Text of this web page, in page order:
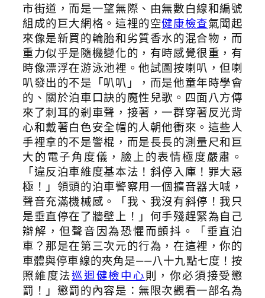
市街道，而是一望無際、由無數白線和編號
組成的巨大網格。這裡的空健康檢查氣聞起
來像是新買的輪胎和劣質香水的混合物，而
重力似乎是隨機變化的，有時感覺很重，有
時像漂浮在游泳池裡。他試圖按喇叭，但喇
叭發出的不是「叭叭」，而是他童年時學會
的、關於泊車口訣的魔性兒歌。四面八方傳
來了刺耳的剎車聲，接著，一群穿著反光背
心和戴著白色安全帽的人朝他衝來。這些人
手裡拿的不是警棍，而是長長的測量尺和巨
大的電子角度儀，臉上的表情極度嚴肅。
「違反泊車維度基本法！斜停入庫！罪大惡
極！」領頭的泊車警察用一個擴音器大喊，
聲音充滿機械感。「我、我沒有斜停！我只
是垂直停在了牆壁上！」何手殘趕緊為自己
辯解，但聲音因為恐懼而顫抖。「垂直泊
車？那是在第三次元的行為，在這裡，你的
車體與停車線的夾角是——八十九點七度！按
照維度法巡迴健檢中心則，你必須接受懲
罰！」懲罰的內容是：無限次觀看一部名為